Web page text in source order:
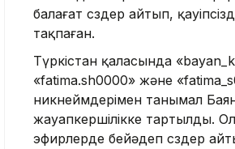
балағат сөздер айтып,
тақпаған.
Түркістан қаласында
«fatima.sh0000» және
никнеймдерімен танымал
жауапкершілікке тартылды. Ол
эфирлерде бейәдеп сөздер